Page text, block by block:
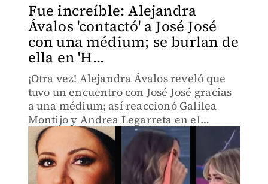
Fue increíble: Alejandra
Ávalos 'contactó' a José José
con una médium; se burlan de
ella en 'H...
¡Otra vez! Alejandra Ávalos reveló que
tuvo un encuentro con José José gracias
a una médium; así reaccionó Galilea
Montijo y Andrea Legarreta en el
programa Hoy. (VIDEO)